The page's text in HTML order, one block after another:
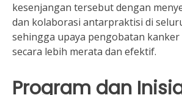
kesenjangan tersebut dengan
dan kolaborasi antarpraktisi di
sehingga upaya pengobatan
secara lebih merata dan efektif.
Program dan